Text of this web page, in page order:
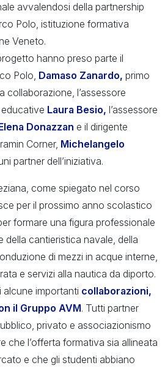
avvalendosi della partnership
Polo, istituzione formativa
Veneto.
hanno preso parte il
Polo, Damaso Zanardo, primo
collaborazione, l’assessore
Laura Besio, l’assessore
Donazzan e il dirigente
Corner, Michelangelo
partner dell’iniziativa.
come spiegato nel corso
per il prossimo anno scolastico
formare una figura professionale
della cantieristica navale, della
di mezzi in acque interne,
e servizi alla nautica da diporto.
importanti collaborazioni,
il Gruppo AVM. Tutti partner
privato e associazionismo
che l’offerta formativa sia allineata
e che gli studenti abbiano